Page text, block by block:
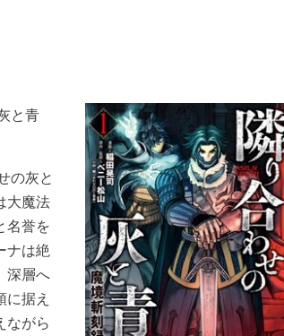
と青
の灰と
大魔法
名誉を
ナは絶
深層へ
据え
ながら